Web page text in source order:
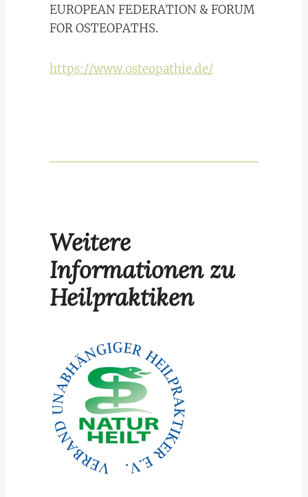
EUROPEAN FEDERATION & FORUM
FOR OSTEOPATHS.
https://www.osteopathie.de/
Weitere
Informationen zu
Heilpraktiken